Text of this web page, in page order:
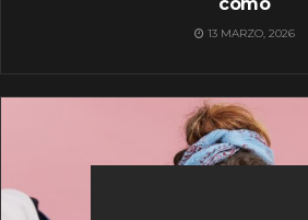
13 MARZO, 2026